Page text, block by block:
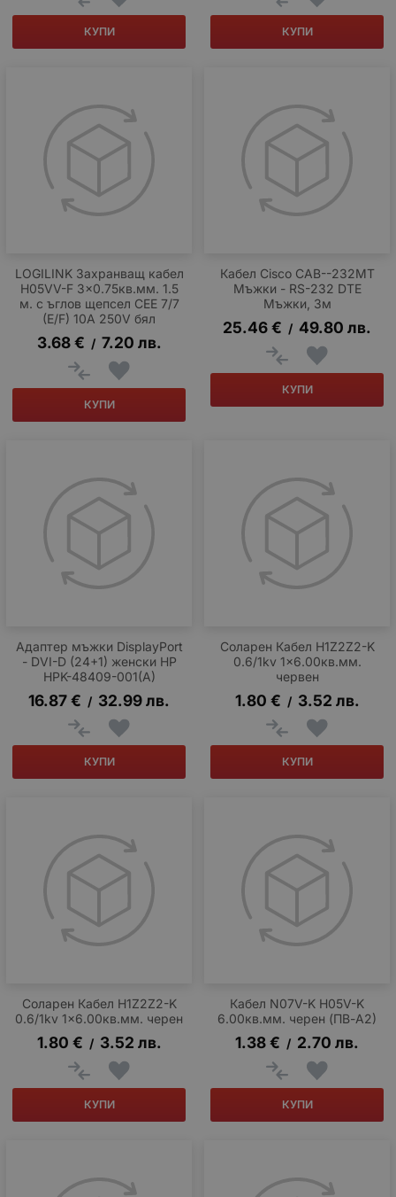
КУПИ КУПИ
LOGILINK Захранващ кабел
H05VV-F 3x0.75кв.мм. 1.5
м. с ъглов щепсел CEE 7/7
(E/F) 10A 250V бял
3.68 € / 7.20 лв.
КУПИ
Кабел Cisco CAB--232MT
Мъжки - RS-232 DTE
Мъжки, 3м
25.46€ / 49.80 лв.
КУПИ
Адаптер мъжки DisplayPort
- DVI-D (24+1) женски HP
HPK-48409-001(A)
16.87€ / 32.99лв.
КУПИ
Соларен Кабел H1Z2Z2-K
0.6/1kv 1x6.00кв.мм.
червен
1.80 € / 3.52 лв.
КУПИ
Соларен Кабел H1Z2Z2-K
0.6/1kv 1x6.00кв.мм. черен
1.80 € / 3.52 лв.
КУПИ
Кабел N07V-K H05V-K
6.00кв.мм. черен (ПВ-А2)
1.38€ / 2.70 лв.
КУПИ